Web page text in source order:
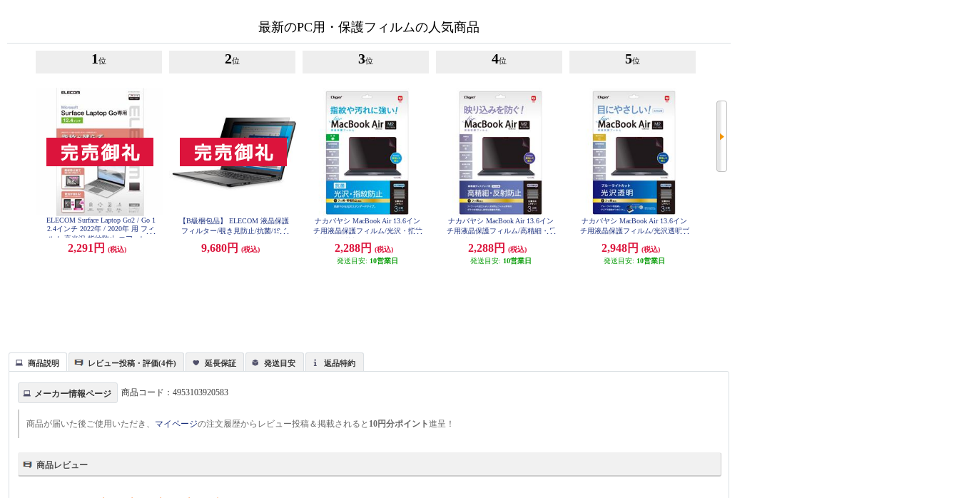
最新のPC用・保護フィルムの人気商品
1 位
ELECOM Surface Laptop Go2 / Go 1
2.4インチ 2022年 / 2020年 用 フィ
ルム 高光沢 指紋防止 エアーレス
パソコン EF-MSLGFLFANG
2,291円 (税込)
2位
【B級梱包品】 ELECOM 液晶保護
フィルター/覗き見防止/抗菌/19イ
9,680円 (税込)
3位
ナカバヤシ MacBook Air 13.6イン
チ用液晶保護フィルム/光沢・指紋
LS
2,288円
(税込)
発送目安: 10営業日
4位
ナカバヤシ MacBook Air 13.6イン
チ用液晶保護フィルム/高精細・反
2,288円
(税込)
発送目安: 10営業日
5位
ナカバヤシ MacBook Air 13.6イン
チ用液晶保護フィルム/光沢透明ブ
KBC
2,948円
(税込)
発送目安: 10営業日
商品説明 レビュー投稿・評価(4件) 延長保証 発送目安 返品特約
メーカー情報ページ 商品コード：4953103920583
商品が届いた後ご使用いただき、 マイページの注文履歴からレビュー投稿＆掲載されると 10円分ポイント進呈！
商品レビュー